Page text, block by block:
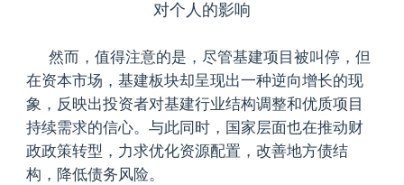
对个人的影响
然而，值得注意的是，尽管基建项目被叫停，但
在资本市场，基建板块却呈现出一种逆向增长的现
象，反映出投资者对基建行业结构调整和优质项目
持续需求的信心。与此同时，国家层面也在推动财
政政策转型，力求优化资源配置，改善地方债结
构，降低债务风险。